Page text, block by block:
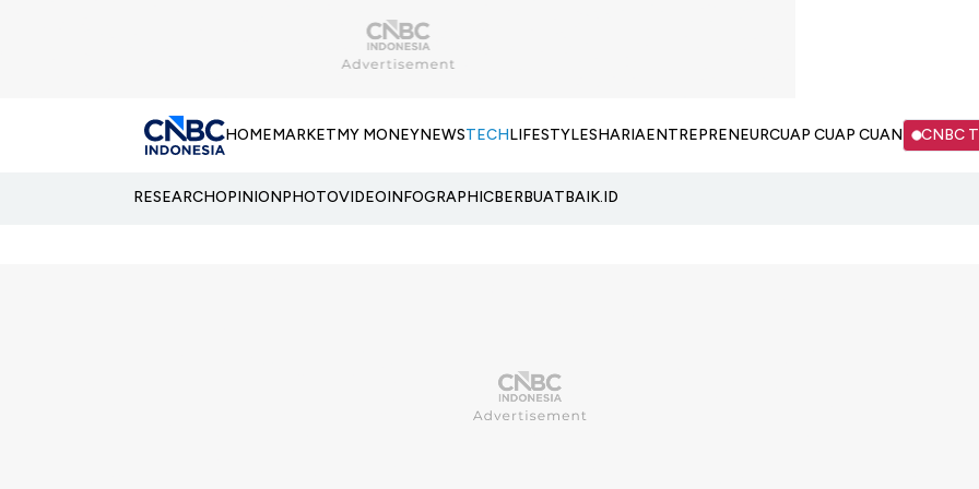
HOMEMARKETMY MONEYNEWSTECHLIFESTYLESHARIAENTREPRENEURCUAP CUAP CUAN CNBC
RESEARCHOPINIONPHOTOVIDEOINFOGRAPHICBERBUATBAIK.ID